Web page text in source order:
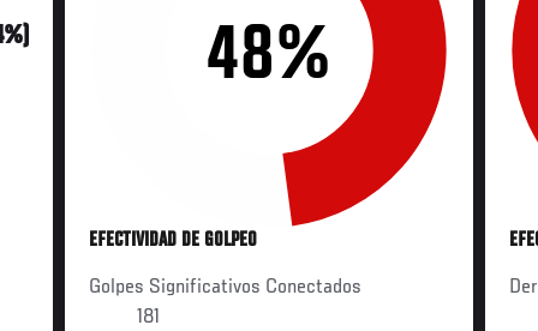
48%
EFECTIVIDAD DE GOLPEO
Golpes Significativos Conectados
181